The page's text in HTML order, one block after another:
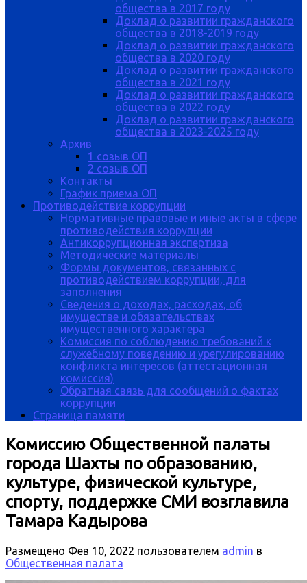
общества в 2017 году
Доклад о развитии гражданского
общества в 2018-2019 году
Доклад о развитии гражданского
общества в 2020 году
Доклад о развитии гражданского
общества в 2021 году
Доклад о развитии гражданского
общества в 2022 году
Доклад о развитии гражданского
общества в 2023-2025 году
Архив
1 созыв ОП
2 созыв ОП
Контакты
График приема ОП
Противодействие коррупции
Нормативные правовые и иные акты в сфере
противодействия коррупции
Антикоррупционная экспертиза
Методические материалы
Формы документов, связанных с
противодействием коррупции, для
заполнения
Сведения о доходах, расходах, об
имуществе и обязательствах
имущественного характера
Комиссия по соблюдению требований к
служебному поведению и урегулированию
конфликта интересов (аттестационная
комиссия)
Обратная связь для сообщений о фактах
коррупции
Страница памяти
Комиссию Общественной палаты
города Шахты по образованию,
культуре, физической культуре,
спорту, поддержке СМИ возглавила
Тамара Кадырова
Размещено Фев 10, 2022 пользователем admin в
Общественная палата